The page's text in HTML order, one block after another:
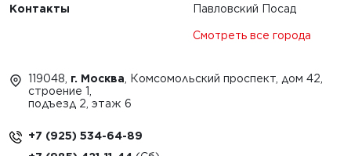
Контакты Павловский Посад
Смотреть все города
119048, г. Москва , Комсомольский проспект, дом 42,
строение 1,
подъезд 2, этаж 6
+7 (925) 534-64-89